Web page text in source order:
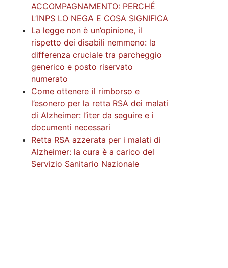
ACCOMPAGNAMENTO: PERCHÉ
L’INPS LO NEGA E COSA SIGNIFICA
La legge non è un’opinione, il
rispetto dei disabili nemmeno: la
differenza cruciale tra parcheggio
generico e posto riservato
numerato
Come ottenere il rimborso e
l’esonero per la retta RSA dei malati
di Alzheimer: l’iter da seguire e i
documenti necessari
Retta RSA azzerata per i malati di
Alzheimer: la cura è a carico del
Servizio Sanitario Nazionale